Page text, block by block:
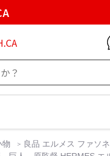
物
良品 エルメス ファソ